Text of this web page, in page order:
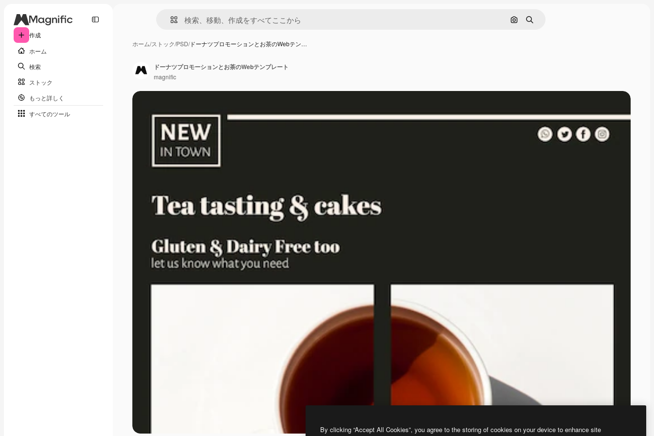
作成
ホーム
検索
ストック
もっと詳しく
すべてのツール
画像で検索
検索
ホーム/ストック/PSD/ドーナツプロモーションとお茶のWebテン…
ドーナツプロモーションとお茶のWebテンプレート
magnific
By clicking “Accept All Cookies”, you agree to the storing of cookies on your device to enhance site